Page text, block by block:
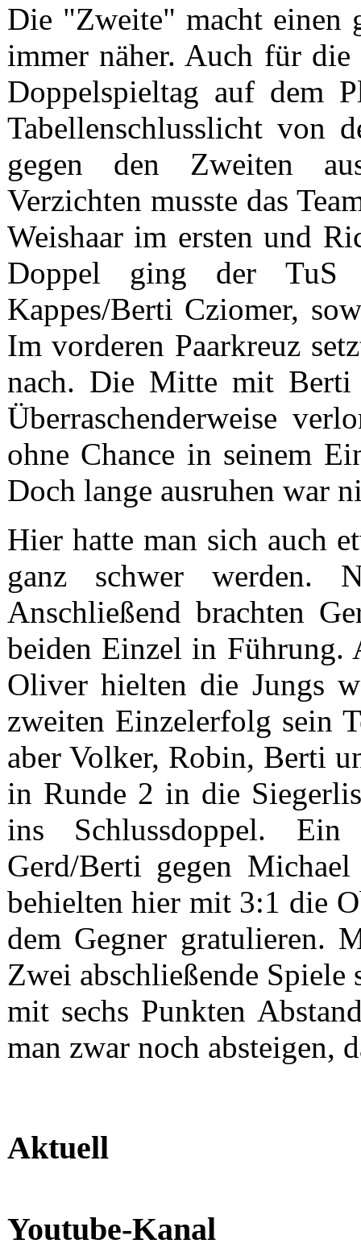
Die "Zweite" macht einen
immer näher. Auch für
Doppelspieltag auf dem
Tabellenschlusslicht von
gegen den Zweiten
Verzichten musste das
Weishaar im ersten und
Doppel ging der TuS
Kappes/Berti Cziomer,
Im vorderen Paarkreuz
nach. Die Mitte mit Berti
Überraschenderweise
ohne Chance in seinem
Doch lange ausruhen war
Hier hatte man sich auch
ganz schwer werden.
Anschließend brachten
beiden Einzel in Führung.
Oliver hielten die Jungs
zweiten Einzelerfolg sein
aber Volker, Robin, Berti
in Runde 2 in die
ins Schlussdoppel. Ein
Gerd/Berti gegen
behielten hier mit 3:1 die
dem Gegner gratulieren.
Zwei abschließende
mit sechs Punkten
man zwar noch absteigen,
Aktuell
Youtube-Kanal